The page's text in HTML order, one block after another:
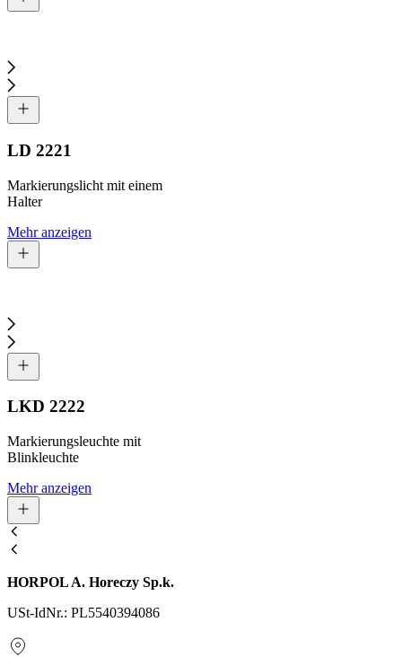
LD 2221
Markierungslicht mit einem
Halter
Mehr anzeigen
LKD 2222
Markierungsleuchte mit
Blinkleuchte
Mehr anzeigen
HORPOL A. Horeczy Sp.k.
USt-IdNr.: PL5540394086